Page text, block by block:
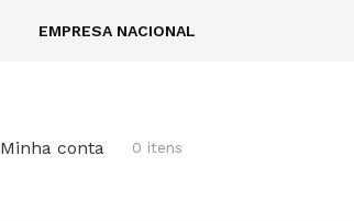
EMPRESA NACIONAL
Minha conta 0 itens